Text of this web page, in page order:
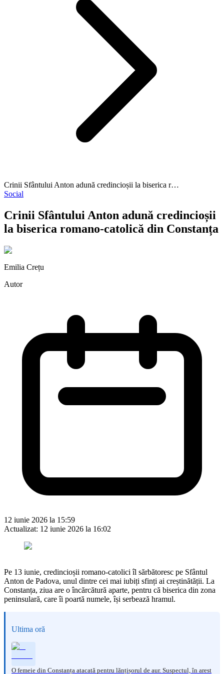
Crinii Sfântului Anton adună credincioșii la biserica r…
Social
Crinii Sfântului Anton adună credincioșii
la biserica romano-catolică din Constanța
Emilia Crețu
Autor
12 iunie 2026 la 15:59
Actualizat: 12 iunie 2026 la 16:02
Pe 13 iunie, credincioșii romano-catolici îl sărbătoresc pe Sfântul
Anton de Padova, unul dintre cei mai iubiți sfinți ai creștinătății. La
Constanța, ziua are o încărcătură aparte, pentru că biserica din zona
peninsulară, care îi poartă numele, își serbează hramul.
Ultima oră
O femeie din Constanța atacată pentru lănțișorul de aur. Suspectul, în arest